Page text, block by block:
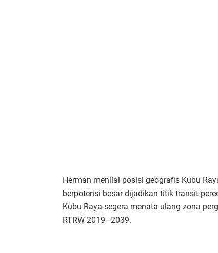
Herman menilai posisi geografis Kubu
berpotensi besar dijadikan titik transit
Kubu Raya segera menata ulang zona
RTRW 2019–2039.